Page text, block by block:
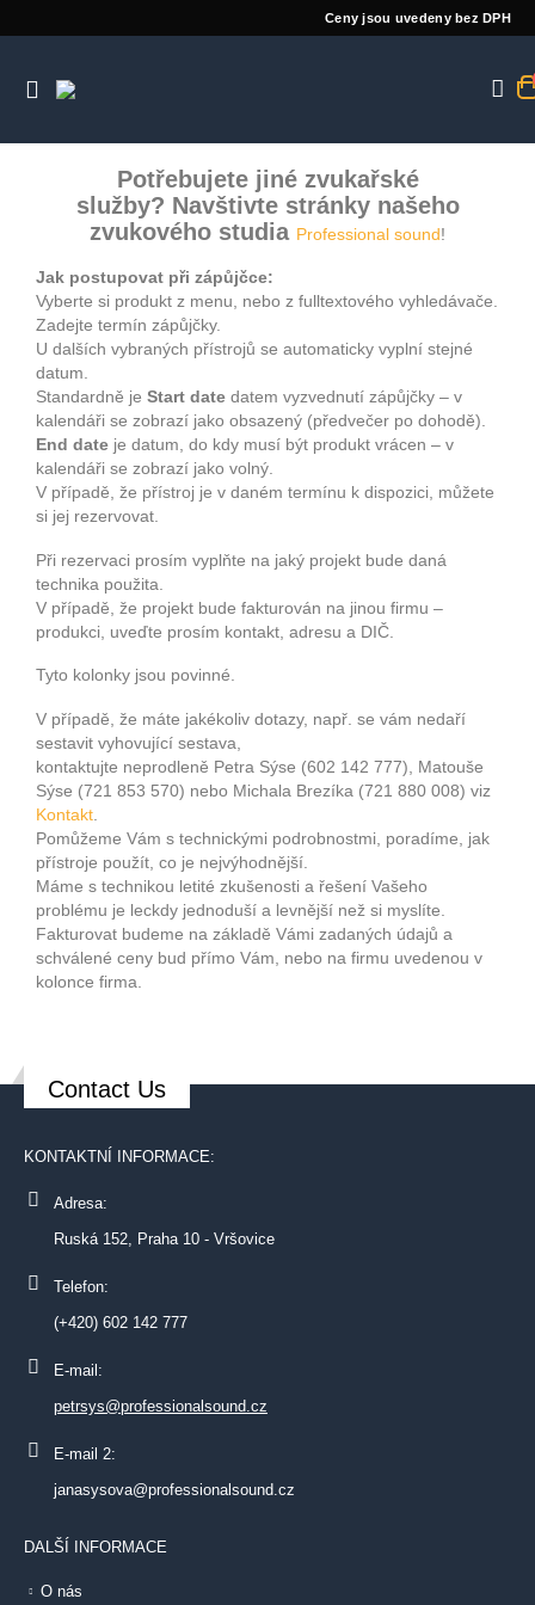
Ceny jsou uvedeny bez DPH
Potřebujete jiné zvukařské
služby? Navštivte stránky našeho
zvukového studia Professional sound!
Jak postupovat při zápůjčce:
Vyberte si produkt z menu, nebo z fulltextového vyhledávače.
Zadejte termín zápůjčky.
U dalších vybraných přístrojů se automaticky vyplní stejné
datum.
Standardně je Start date datem vyzvednutí zápůjčky – v
kalendáři se zobrazí jako obsazený (předvečer po dohodě).
End date je datum, do kdy musí být produkt vrácen – v
kalendáři se zobrazí jako volný.
V případě, že přístroj je v daném termínu k dispozici, můžete
si jej rezervovat.
Při rezervaci prosím vyplňte na jaký projekt bude daná
technika použita.
V případě, že projekt bude fakturován na jinou firmu –
produkci, uveďte prosím kontakt, adresu a DIČ.
Tyto kolonky jsou povinné.
V případě, že máte jakékoliv dotazy, např. se vám nedaří
sestavit vyhovující sestava,
kontaktujte neprodleně Petra Sýse (602 142 777), Matouše
Sýse (721 853 570) nebo Michala Brezíka (721 880 008) viz
Kontakt
Pomůžeme Vám s technickými podrobnostmi, poradíme, jak
přístroje použít, co je nejvýhodnější.
Máme s technikou letité zkušenosti a řešení Vašeho
problému je leckdy jednoduší a levnější než si myslíte.
Fakturovat budeme na základě Vámi zadaných údajů a
schválené ceny bud přímo Vám, nebo na firmu uvedenou v
kolonce firma.
Contact Us
KONTAKTNÍ INFORMACE:
Adresa:
Ruská 152, Praha 10 - Vršovice
Telefon:
(+420) 602 142 777
E-mail:
petrsys@professionalsound.cz
E-mail 2:
janasysova@professionalsound.cz
DALŠÍ INFORMACE
O nás